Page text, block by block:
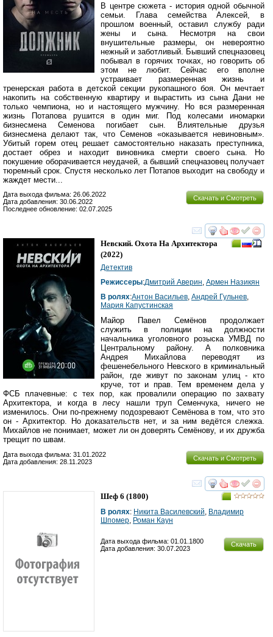
В центре сюжета - история одной обычной
семьи. Глава семейства Алексей, в
прошлом военный, оставил службу ради
жены и сына. Несмотря на свои
внушительные размеры, он невероятно
нежный и заботливый. Бывший спецназовец
побывал в горячих точках, но говорить об
этом не любит. Сейчас его вполне
устраивает размеренная жизнь и
тренерская работа в детской секции рукопашного боя. Он мечтает
накопить на собственную квартиру и вырастить из сына Дани не
только чемпиона, но и настоящего мужчину. Но вся размеренная
жизнь Потапова рушится в один миг. Под колесами иномарки
бизнесмена Семенова погибает сын. Влиятельные друзья
бизнесмена делают так, что Семенов «оказывается невиновным».
Убитый горем отец решает самостоятельно наказать преступника,
достает обрез и находит виновника смерти своего сына. Но
покушение оборачивается неудачей, а бывший спецназовец получает
тюремный срок. Спустя несколько лет Потапов выходит на свободу и
жаждет мести...
Скачать и Смотреть
Дата выхода фильма: 26.06.2022
Дата добавления: 30.06.2022
Последнее обновление: 02.07.2025
смотреть
Невский. Охота На Архитектора
(2022)
Детектив
Режиссеры:Дмитрий Аверин, Армен Назикян
В ролях:Антон Васильев, Андрей Гульнев,
Мария Капустинская
Майор Павел Семёнов продолжает
служить в полиции на должности
начальника уголовного розыска УМВД по
Центральному району. А полковника
Андрея Михайлова переводят из
фешенебельного Невского в криминальный
район, где живут по законам улиц - кто
круче, тот и прав. Тем временем дела у
ФСБ плачевные: с тех пор, как провалили операцию по захвату
Архитектора, и когда в лесу нашли труп Семенчука, ничего не
изменилось. Они по-прежнему подозревают Семёнова в том, что это
он - Архитектор. Но доказательств нет, и за ним ведётся слежка.
Михайлов не понимает, может ли он доверять Семёнову, и их дружба
трещит по швам.
Скачать и Смотреть
Дата выхода фильма: 31.01.2022
Дата добавления: 28.11.2023
смотреть
Шеф 6 (1800)
В ролях: Никита Василевский, Владимир
Шпомер, Роман Каун
Скачать
Дата выхода фильма: 01.01.1800
Дата добавления: 30.07.2023